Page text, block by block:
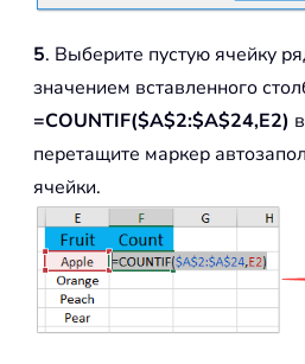
5. Выберите пустую ячейку
значением вставленного
=COUNTIF($A$2:$A$24,E2)
перетащите маркер
ячейки.